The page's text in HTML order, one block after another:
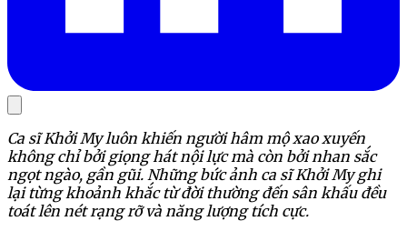
Ca sĩ Khởi My luôn khiến người hâm mộ xao xuyến
không chỉ bởi giọng hát nội lực mà còn bởi nhan sắc
ngọt ngào, gần gũi. Những bức ảnh ca sĩ Khởi My ghi
lại từng khoảnh khắc từ đời thường đến sân khấu đều
toát lên nét rạng rỡ và năng lượng tích cực.